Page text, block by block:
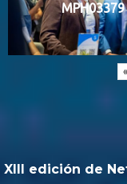
MPH03379
«
XIII edición de